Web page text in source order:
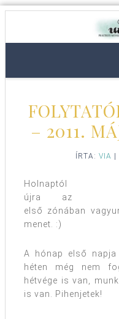
– 2011.
ÍRTA: VIA
Holnaptól
újra az
első zónában
menet. :)
A hónap első
héten még nem
hétvége is van,
is van. Pihenjetek!